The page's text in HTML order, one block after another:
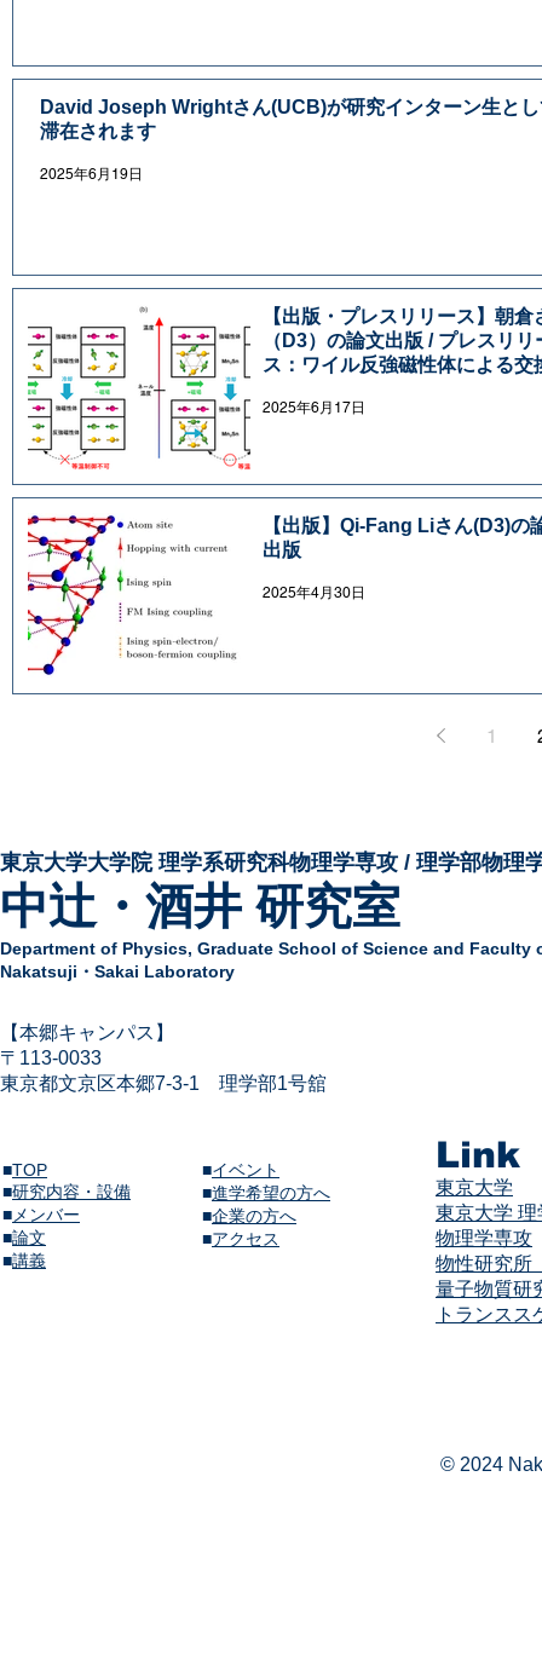
David Joseph Wrightさん(UCB)が研究インターン生と
滞在されます
2025年6月19日
【出版・プレスリリース】朝倉
（D3）の論文出版 / プレスリリ
ス：ワイル反強磁性体による交
気秩序を活かした機能設計が導
2025年6月17日
【出版】Qi-Fang Liさん(D3)の
出版
2025年4月30日
1
東京大学大学院 ​理学系研究科物理学専攻 / 理学部物理
中辻・酒井 研究室
Department of Physics, Graduate School of Science and Faculty
Nakatsuji・Sakai Laboratory
​【本郷キャンパス】
〒113-0033
東京都文京区本郷7-3-1
理学部1号舘
■TOP
■研究内容・設備
■ メンバー
​■論文
​■講義​
■イベント
​■進学希望の方へ
■企業の方へ
​■アクセス
Link
東京大学
東京大学
物理学専攻
物性研究所
量子物質研
トランス
© 2024